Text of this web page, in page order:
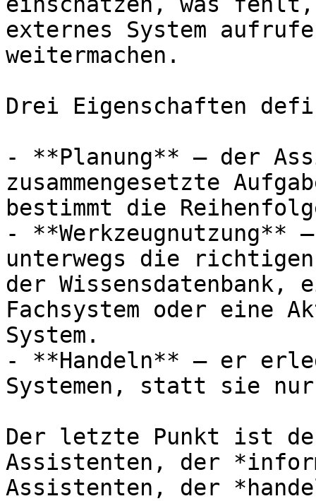
externes System
weitermachen.
Drei Eigenschaften
- **Planung** – der
zusammengesetzte
bestimmt die
-
unterwegs die
der Wissensdatenbank,
Fachsystem oder eine
System.
- **Handeln** – er
Systemen, statt sie
Der letzte Punkt ist
Assistenten, der
Assistenten, der